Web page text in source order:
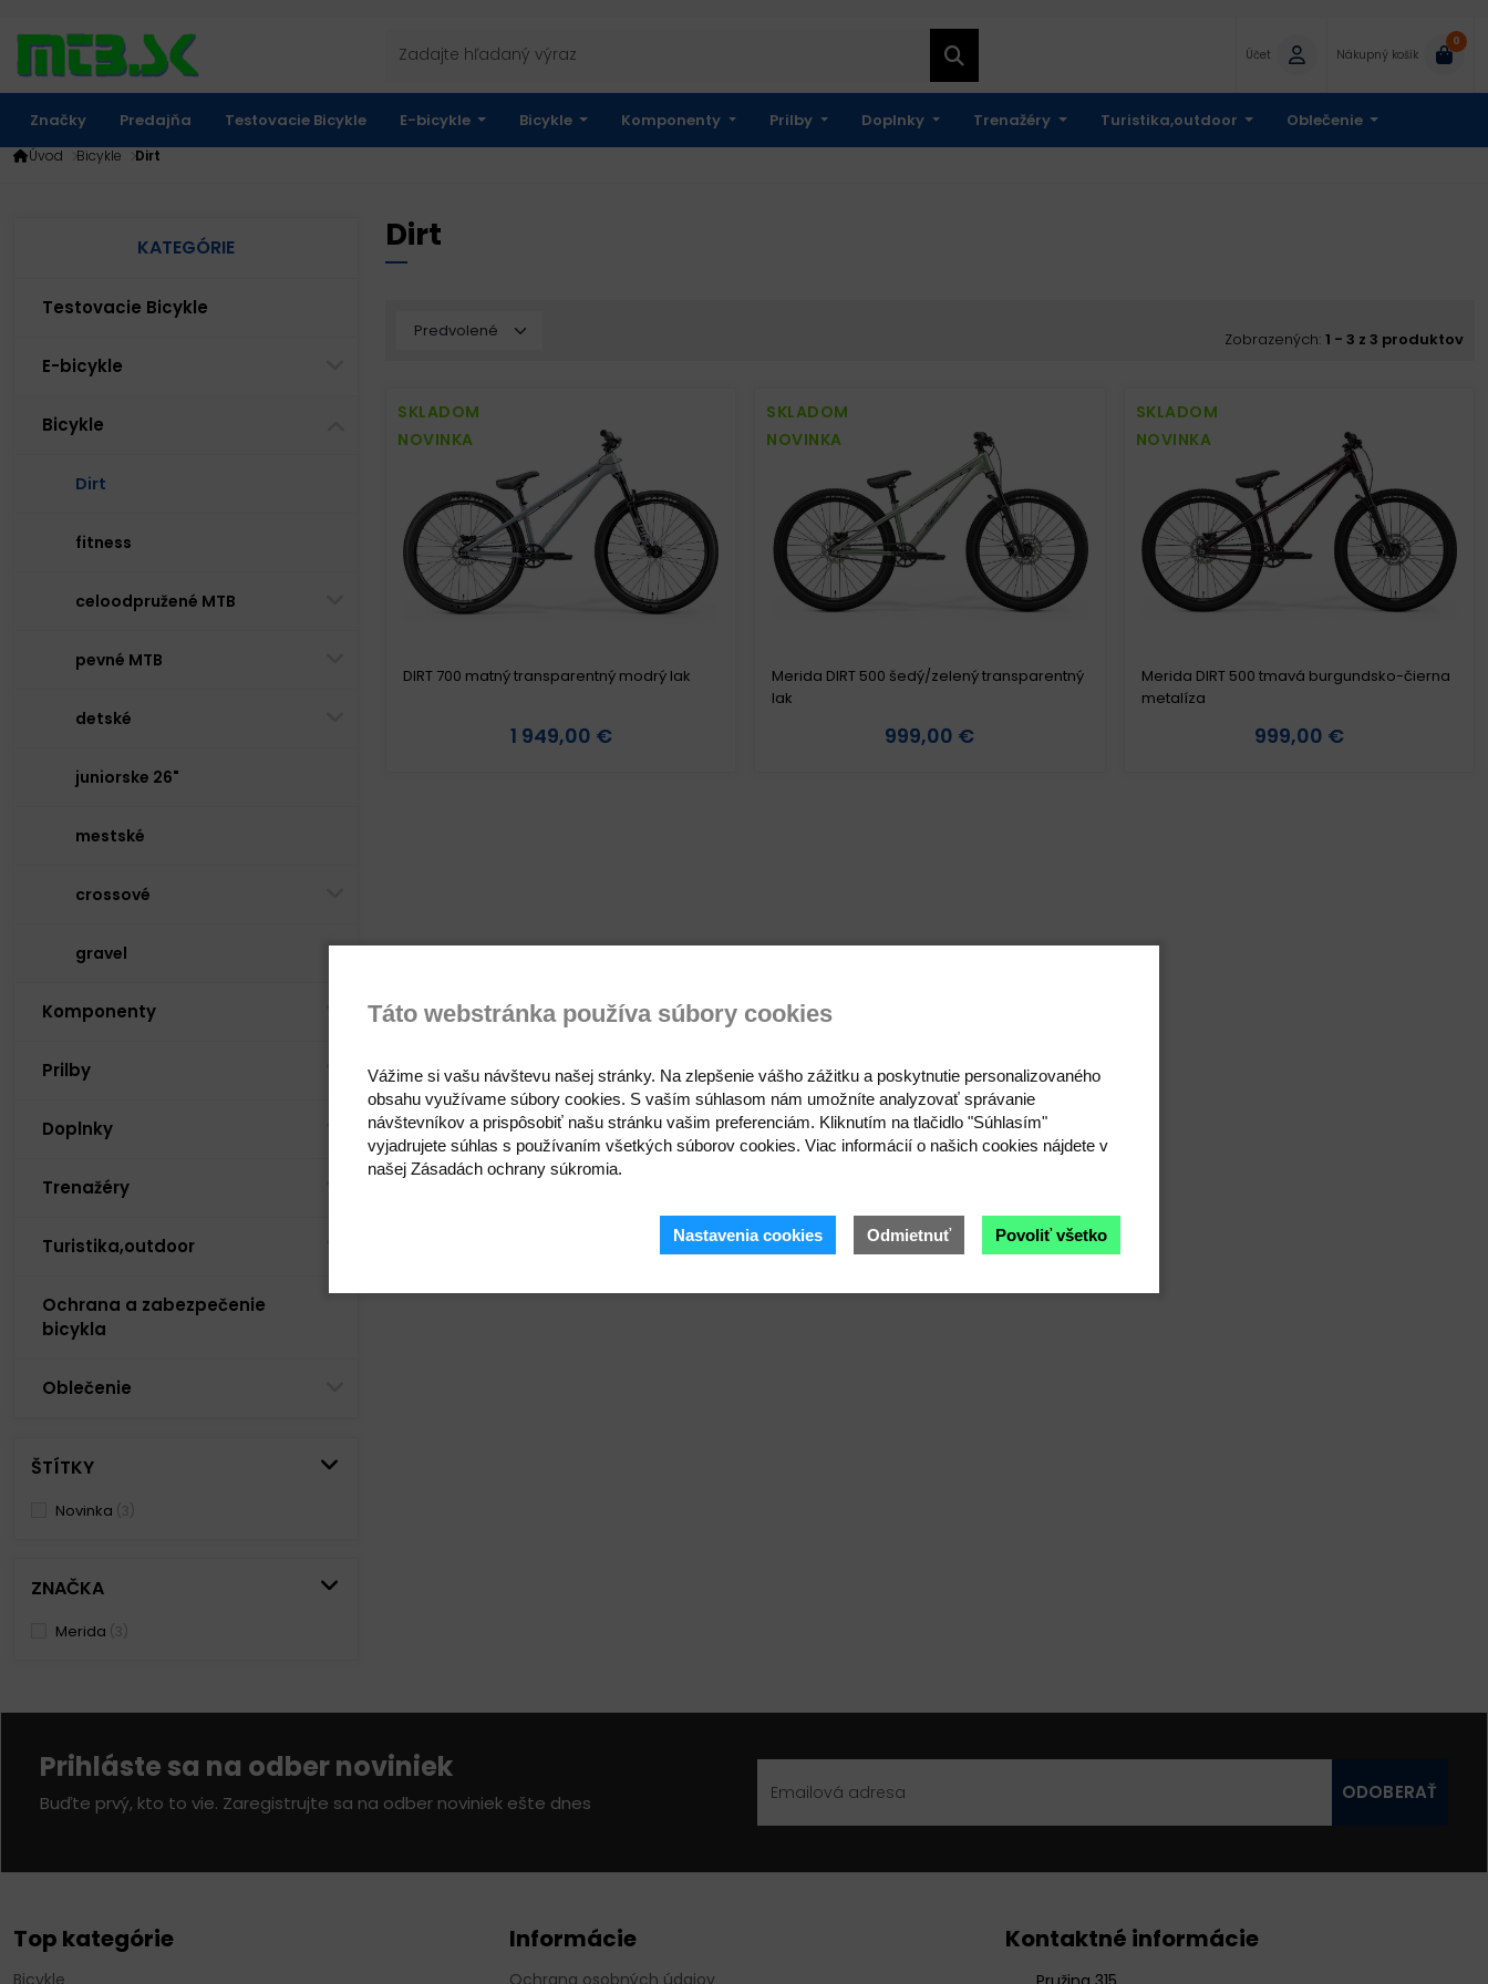
Účet Nákupný košík
0
Značky Predajňa Testovacie Bicykle E-bicykle Bicykle Komponenty Prilby Doplnky Trenažéry Turistika,outdoor Oblečenie
Úvod Bicykle Dirt
KATEGÓRIE
Testovacie Bicykle
E-bicykle
Bicykle
Dirt
fitness
celoodpružené MTB
pevné MTB
detské
juniorske 26"
mestské
crossové
gravel
Komponenty
Prilby
Doplnky
Trenažéry
Turistika,outdoor
Ochrana a zabezpečenie
bicykla
Oblečenie
ŠTÍTKY
Novinka (3)
ZNAČKA
Merida (3)
Dirt
Zobrazených: 1 - 3 z 3 produktov
SKLADOM
NOVINKA
DIRT 700 matný transparentný modrý lak
1 949,00 €
SKLADOM
NOVINKA
Merida DIRT 500 šedý/zelený transparentný
lak
999,00 €
SKLADOM
NOVINKA
Merida DIRT 500 tmavá burgundsko-čierna
metalíza
999,00 €
Prihláste sa na odber noviniek
Buďte prvý, kto to vie. Zaregistrujte sa na odber noviniek ešte dnes ODOBERAŤ
Top kategórie
Bicykle
Informácie
Ochrana osobných údajov
Kontaktné informácie
Táto webstránka používa súbory cookies
Vážime si vašu návštevu našej stránky. Na zlepšenie vášho zážitku a poskytnutie personalizovaného
obsahu využívame súbory cookies. S vaším súhlasom nám umožníte analyzovať správanie
návštevníkov a prispôsobiť našu stránku vašim preferenciám. Kliknutím na tlačidlo "Súhlasím"
vyjadrujete súhlas s používaním všetkých súborov cookies. Viac informácií o našich cookies nájdete v
našej Zásadách ochrany súkromia.
Nastavenia cookies Odmietnuť Povoliť všetko